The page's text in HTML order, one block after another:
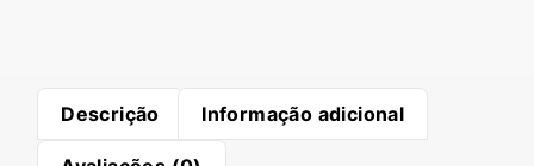
Descrição Informação adicional